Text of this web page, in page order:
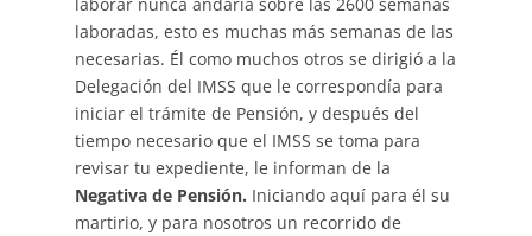
laborar nunca andaría sobre las 2600 semanas
laboradas, esto es muchas más semanas de las
necesarias. Él como muchos otros se dirigió a la
Delegación del IMSS que le correspondía para
iniciar el trámite de Pensión, y después del
tiempo necesario que el IMSS se toma para
revisar tu expediente, le informan de la
Negativa de Pensión. Iniciando aquí para él su
martirio, y para nosotros un recorrido de